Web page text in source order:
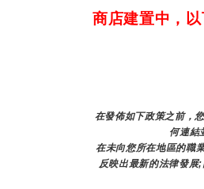
商店建置中，
在發佈如下政策之前，
何連結
在未向您所在地區的職
反映出最新的法律發